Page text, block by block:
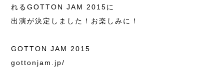
れるGOTTON JAM 2015に
出演が決定しました！お楽しみに！
GOTTON JAM 2015
gottonjam.jp/